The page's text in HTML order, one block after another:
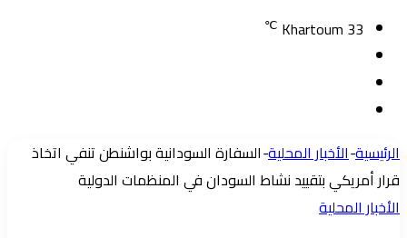
Khartoum 33
℃
جانبيالرئيسية-الأخبار المحلية-السفارة السودانية بواشنطن تنفي اتخاذ
قرار أمريكي بتقييد نشاط السودان في المنظمات الدولية
الأخبار المحلية